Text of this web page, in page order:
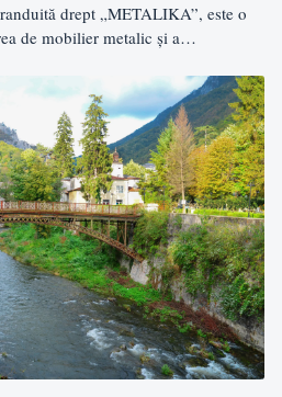
drept „METALIKA”, este o
de mobilier metalic și a